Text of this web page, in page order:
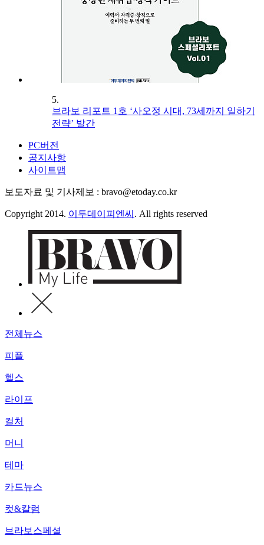
5.
브라보 리포트 1호 ‘사오정 시대, 73세까지 일하기
전략’ 발간
PC버전
공지사항
사이트맵
보도자료 및 기사제보 : bravo@etoday.co.kr
Copyright 2014. 이투데이피엔씨 . All rights reserved
전체뉴스
피플
헬스
라이프
컬처
머니
테마
카드뉴스
컷&칼럼
브라보스페셜